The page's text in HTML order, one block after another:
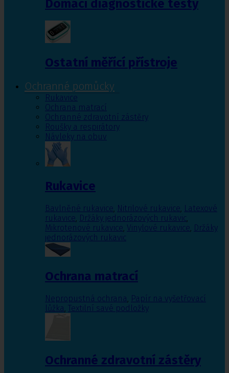
Domácí diagnostické testy
Ostatní měřící přístroje
Ochranné pomůcky
Rukavice
Ochrana matrací
Ochranné zdravotní zástěry
Roušky a respirátory
Návleky na obuv
Rukavice
Bavlněné rukavice, Nitrilové rukavice, Latexové
rukavice, Držáky jednorázových rukavic,
Mikrotenové rukavice, Vinylové rukavice, Držáky
jednorázových rukavic
Ochrana matrací
Nepropustná ochrana, Papír na vyšetřovací
lůžka, Textilní savé podložky
Ochranné zdravotní zástěry